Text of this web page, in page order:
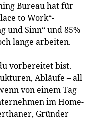
Bureau hat für
to Work“-
und Sinn“ und 85%
lange arbeiten.
vorbereitet bist.
Abläufe – all
von einem Tag
im Home-
Gründer